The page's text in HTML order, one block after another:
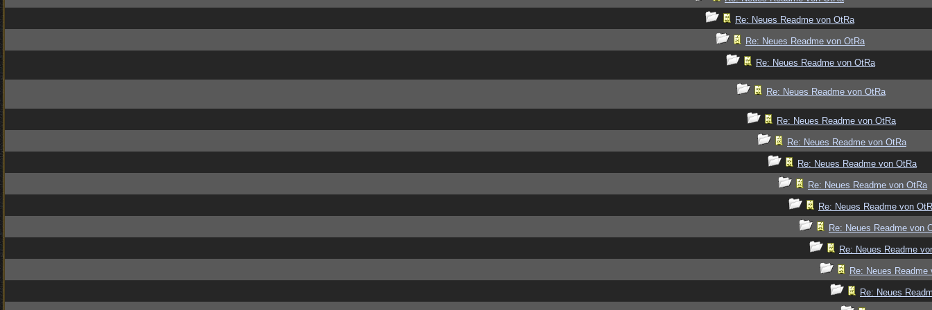
Re: Neues Readme von OtRa
Re: Neues Readme von OtRa
Re: Neues Readme von OtRa
Re: Neues Readme von OtRa
Re: Neues Readme von OtRa
Re: Neues Readme von OtRa
Re: Neues Readme von OtRa
Re: Neues Readme von OtRa
Re: Neues Readme von
Re: Neues Readme von
Re: Neues Readme
Re: Neues Readme
Re: Neues